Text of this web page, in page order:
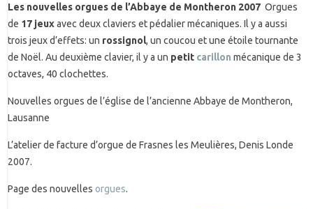
Les nouvelles orgues de l’Abbaye de Montheron 2007 Orgues
de 17 jeuxavec deux claviers et pédalier mécaniques. Il y a aussi
trois jeux d’effets: un rossignol, un coucou et une étoile tournante
de Noël. Au deuxième clavier, il y a un petit carillon mécanique de 3
octaves, 40 clochettes.
Nouvelles orgues de l’église de l’ancienne Abbaye de Montheron,
Lausanne
L’atelier de facture d’orgue de Frasnes les Meulières, Denis Londe
2007.
Page des nouvelles orgues.